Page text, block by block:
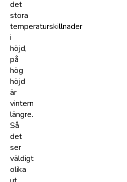
det
stora
temperaturskillnader
i
höjd,
på
hög
höjd
är
vintern
längre.
Så
det
ser
väldigt
olika